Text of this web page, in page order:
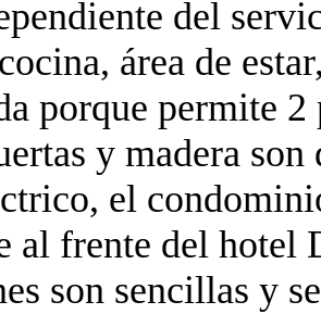
del
área de
porque permite 2
y madera
el
al frente del hotel
son sencillas y